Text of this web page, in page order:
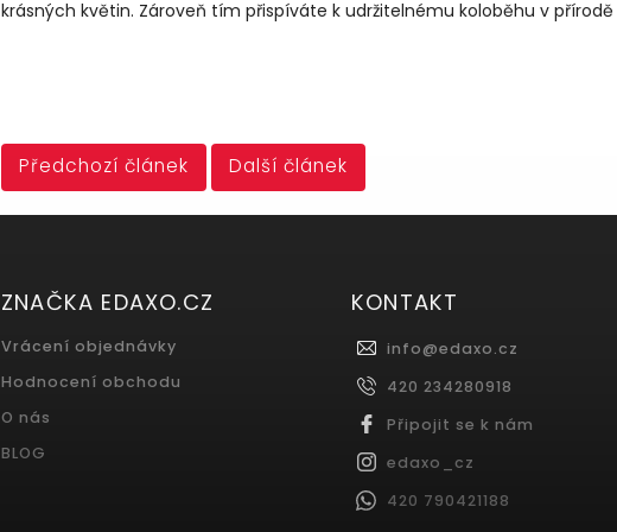
krásných květin. Zároveň tím přispíváte k udržitelnému koloběhu v
Předchozí článek Další článek
ZNAČKA EDAXO.CZ
Vrácení objednávky
Hodnocení obchodu
O nás
BLOG
KONTAKT
info@edaxo.cz
420 234280918
Připojit se k nám
edaxo_cz
420 790421188